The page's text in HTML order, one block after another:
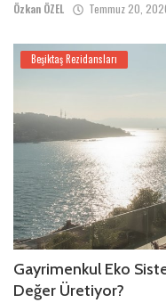
Özkan ÖZEL Temmuz 20,
Beşiktaş Rezidansları
Gayrimenkul Eko
Değer Üretiyor?